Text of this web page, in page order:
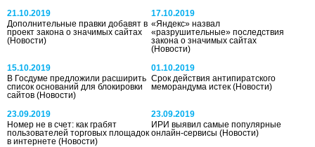
21.10.2019
Дополнительные правки добавят в
проект закона о значимых сайтах
(Новости)
17.10.2019
«Яндекс» назвал
«разрушительные» последствия
закона о значимых сайтах
(Новости)
15.10.2019
В Госдуме предложили расширить
список оснований для блокировки
сайтов (Новости)
01.10.2019
Срок действия антипиратского
меморандума истек(Новости)
23.09.2019
Номер не в счет: как грабят
пользователей торговых площадок
в интернете (Новости)
23.09.2019
ИРИ выявил самые популярные
онлайн-сервисы(Новости)